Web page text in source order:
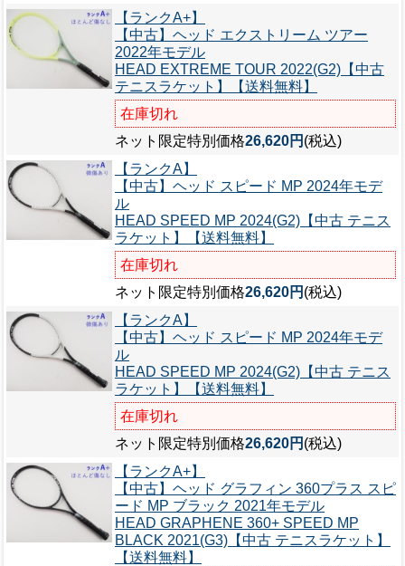
【ランクA+】
【中古】ヘッド エクストリーム ツアー
2022年モデル
HEAD EXTREME TOUR 2022(G2)【中古
テニスラケット】【送料無料】
在庫切れ
ネット限定特別価格26,620円 (税込)
【ランクA】
【中古】ヘッド スピード MP 2024年モデ
ル
HEAD SPEED MP 2024(G2)【中古 テニス
ラケット】【送料無料】
在庫切れ
ネット限定特別価格26,620円 (税込)
【ランクA】
【中古】ヘッド スピード MP 2024年モデ
ル
HEAD SPEED MP 2024(G2)【中古 テニス
ラケット】【送料無料】
在庫切れ
ネット限定特別価格26,620円 (税込)
【ランクA+】
【中古】ヘッド グラフィン 360プラス スピ
ード MP ブラック 2021年モデル
HEAD GRAPHENE 360+ SPEED MP
BLACK 2021(G3)【中古 テニスラケット】
【送料無料】